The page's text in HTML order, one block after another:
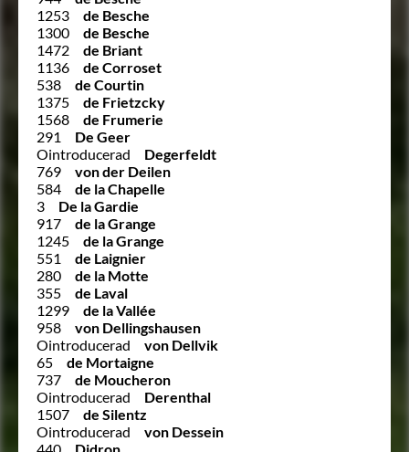
1253
de Besche
1300
de Besche
1472
de Briant
1136
de Corroset
538
de Courtin
1375
de Frietzcky
1568
de Frumerie
291
De Geer
Ointroducerad
Degerfeldt
769
von der Deilen
584
de la Chapelle
3
De la Gardie
917
de la Grange
1245
de la Grange
551
de Laignier
280
de la Motte
355
de Laval
1299
de la Vallée
958
von Dellingshausen
Ointroducerad
von Dellvik
65
de Mortaigne
737
de Moucheron
Ointroducerad
Derenthal
1507
de Silentz
Ointroducerad
von Dessein